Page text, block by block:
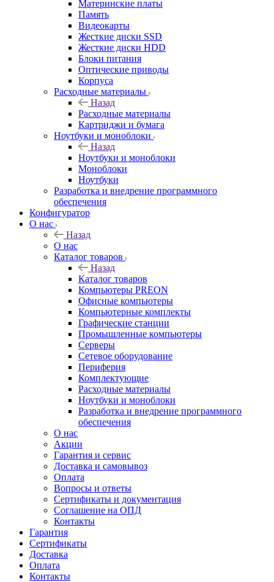
Материнские платы
Память
Видеокарты
Жесткие диски SSD
Жесткие диски HDD
Блоки питания
Оптические приводы
Корпуса
Расходные материалы
Назад
Расходные материалы
Картриджи и бумага
Ноутбуки и моноблоки
Назад
Ноутбуки и моноблоки
Моноблоки
Ноутбуки
Разработка и внедрение программного
обеспечения
Конфигуратор
О нас
Назад
О нас
Каталог товаров
Назад
Каталог товаров
Компьютеры PREON
Офисные компьютеры
Компьютерные комплекты
Графические станции
Промышленные компьютеры
Серверы
Сетевое оборудование
Периферия
Комплектующие
Расходные материалы
Ноутбуки и моноблоки
Разработка и внедрение программного
обеспечения
О нас
Акции
Гарантия и сервис
Доставка и самовывоз
Оплата
Вопросы и ответы
Сертификаты и документация
Соглашение на ОПД
Контакты
Гарантия
Сертификаты
Доставка
Оплата
Контакты